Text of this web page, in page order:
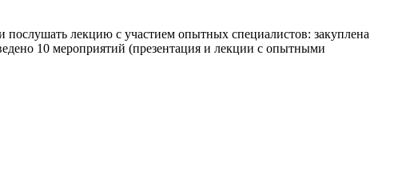
лекцию с участием опытных специалистов: закуплена
10 мероприятий (презентация и лекции с опытными